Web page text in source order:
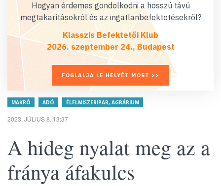
Hogyan érdemes gondolkodni a hosszú távú
megtakarításokról és az ingatlanbefektetésekről?
Klasszis Befektetői Klub
2026. szeptember 24., Budapest
FOGLALJA LE HELYÉT MOST >>
MAKRÓ ADÓ ÉLELMISZERIPAR, AGRÁRIUM
2023. JÚLIUS 8. 13:37
A hideg nyalat meg az a
fránya áfakulcs